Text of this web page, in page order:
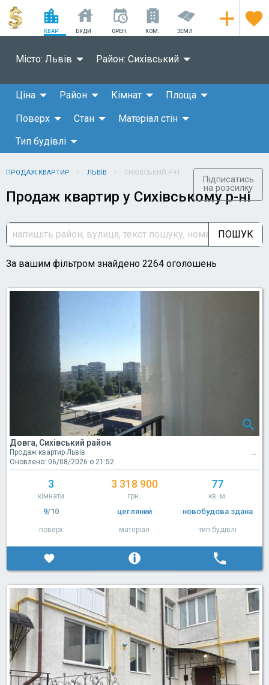
КВАРТИРИ БУДИНКИ ОРЕНДА КОМ.НЕРУХОМІСТЬ
ЗЕМЛЯ
Місто: Львів Район: Сихівський
Ціна Район Кімнат Площа
Поверх Стан Матеріал стін
Тип будівлі
Підписатись
на розсилку
ПРОДАЖ КВАРТИР ЛЬВІВ СИХІВСЬКИЙ Р-Н
Продаж квартир у Сихівському р-ні
ПОШУК
За вашим фільтром знайдено 2264 оголошень
Довга, Сихівський район
Продаж квартир Львів
Оновлено: 06/08/2026 о 21:52
3
кімнати
3 318 900
грн.
77
кв. м.
9/10
поверх
цегляний
матеріал
новобудова здана
тип будівлі